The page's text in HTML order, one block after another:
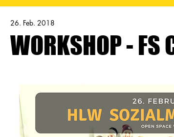
WORKSHOP -
26. Feb. 2018